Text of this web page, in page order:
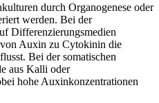
durch Organogenese oder
werden. Bei der
Differenzierungsmedien
Auxin zu Cytokinin die
Bei der somatischen
aus Kalli oder
hohe Auxinkonzentrationen